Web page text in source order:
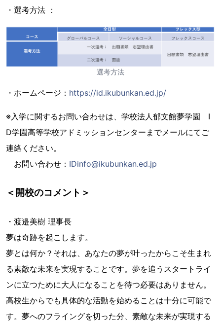
・選考方法 ：
選考方法
・ホームページ： https://id.ikubunkan.ed.jp/
※入学に関するお問い合わせは、学校法人郁文館夢学園 I
D学園高等学校アドミッションセンターまでメールにてご
連絡ください。
お問い合わせ： IDinfo@ikubunkan.ed.jp
＜開校のコメント＞
・渡邉美樹 理事長
夢は奇跡を起こします。
夢とは何か？それは、あなたの夢が叶ったからこそ生まれ
る素敵な未来を実現することです。夢を追うスタートライ
ンに立つために大人になることを待つ必要はありません。
高校生からでも具体的な活動を始めることは十分に可能で
す。夢へのフライングを切った分、素敵な未来が実現する